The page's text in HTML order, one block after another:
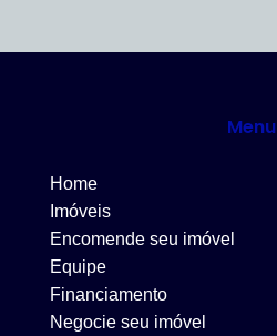
Menu
Home
Imóveis
Encomende seu imóvel
Equipe
Financiamento
Negocie seu imóvel